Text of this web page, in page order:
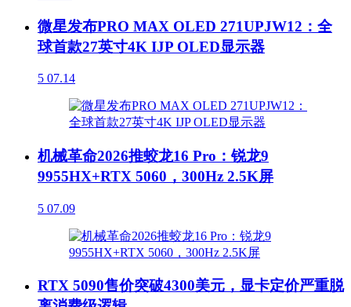
微星发布PRO MAX OLED 271UPJW12：全
球首款27英寸4K IJP OLED显示器
5 07.14
机械革命2026推蛟龙16 Pro：锐龙9
9955HX+RTX 5060，300Hz 2.5K屏
5 07.09
RTX 5090售价突破4300美元，显卡定价严重脱